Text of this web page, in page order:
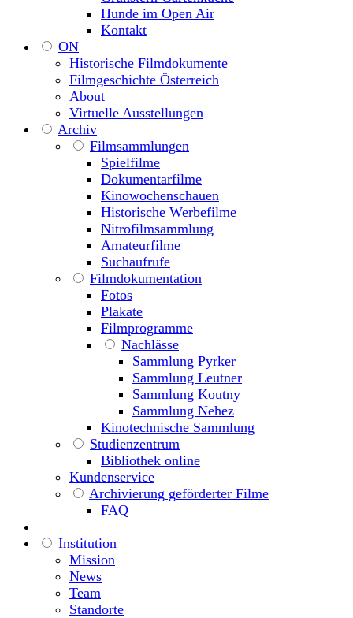
Hunde im Open Air
Kontakt
ON
Historische Filmdokumente
Filmgeschichte Österreich
About
Virtuelle Ausstellungen
Archiv
Filmsammlungen
Spielfilme
Dokumentarfilme
Kinowochenschauen
Historische Werbefilme
Nitrofilmsammlung
Amateurfilme
Suchaufrufe
Filmdokumentation
Fotos
Plakate
Filmprogramme
Nachlässe
Sammlung Pyrker
Sammlung Leutner
Sammlung Koutny
Sammlung Nehez
Kinotechnische Sammlung
Studienzentrum
Bibliothek online
Kundenservice
Archivierung geförderter Filme
FAQ
Institution
Mission
News
Team
Standorte